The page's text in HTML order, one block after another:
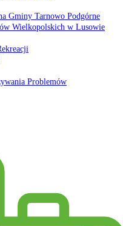
Gminy Tarnowo Podgórne
Wielkopolskich w Lusowie
Problemów